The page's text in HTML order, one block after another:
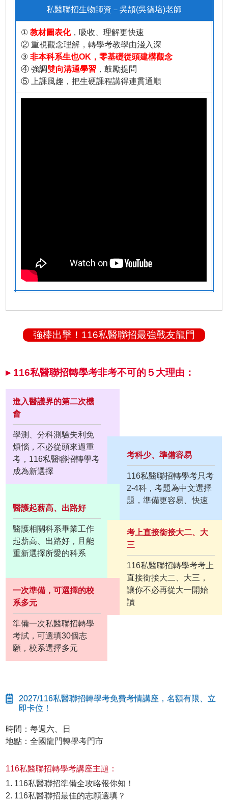
私醫聯招生物師資－吳頡(吳德培)老師
①教材圖表化，吸收、理解更快速
② 重視觀念理解，轉學考教學由淺入深
③非本科系生也OK，零基礎從頭建構觀念
④ 強調雙向溝通學習 ，鼓勵提問
⑤ 上課風趣，把生硬課程講得連貫通順
強棒出擊！116私醫聯招最強戰友龍門
▸ 116私醫聯招轉學考非考不可的５大理由：
進入醫護界的第二次機
會
學測、分科測驗失利免
煩惱，不必從頭來過重
考，116私醫聯招轉學考
成為新選擇
考科少、準備容易
116私醫聯招轉學考只考
2-4科，考題為中文選擇
題，準備更容易、快速
醫護起薪高、出路好
醫護相關科系畢業工作
起薪高、出路好，且能
重新選擇所愛的科系
考上直接銜接大二、大
三
116私醫聯招轉學考考上
直接銜接大二、大三，
讓你不必再從大一開始
讀
一次準備，可選擇的校
系多元
準備一次私醫聯招轉學
考試，可選填30個志
願，校系選擇多元
2027/116私醫聯招轉學考免費考情講座，名額有限、立
即卡位！
時間：每週六、日
地點：全國龍門轉學考門市
116私醫聯招轉學考講座主題：
1. 116私醫聯招準備全攻略報你知！
2. 116私醫聯招最佳的志願選填？